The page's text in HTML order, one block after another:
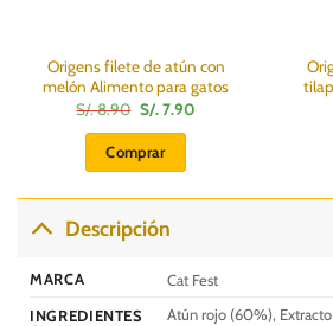
Origens filete de atún con
melón Alimento para gatos
S/.8.90 El
precio
original
era:
S/.
S/.7.90El
Comprar
Descripción
MARCA
Cat Fest
INGREDIENTES
Atún rojo (60%),